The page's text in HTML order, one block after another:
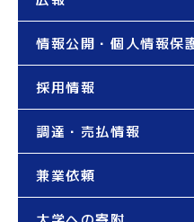
情報公開・個人情報保
採用情報
調達・売払情報
兼業依頼